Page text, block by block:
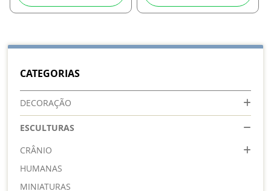
CATEGORIAS
DECORAÇÃO
ESCULTURAS
CRÂNIO
HUMANAS
MINIATURAS